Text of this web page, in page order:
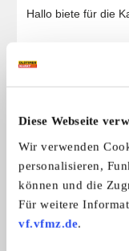
Diese Webseite
Wir verwenden
personalisieren,
können und die
Für weitere
vf.vfmz.de.
Hallo biete für die